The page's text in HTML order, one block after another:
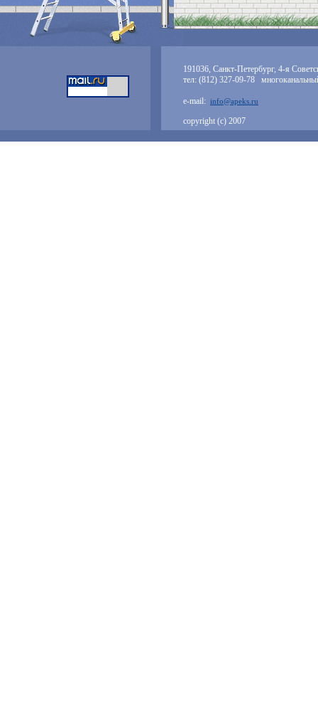
191036, Санкт-Петербург, 4-я
тел: (812) 327-09-78
e-mail: info@apeks.ru
copyright (с) 2007